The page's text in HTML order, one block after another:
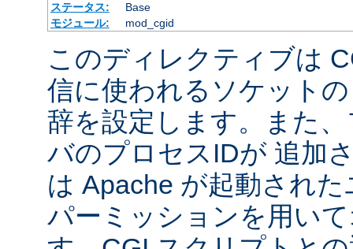
ステータス:
Base
モジュール:
mod_cgid
このディレクティブは
信に使われるソケット
辞を設定します。また
バのプロセスIDが 追加
は Apache が起動され
パーミッションを用い